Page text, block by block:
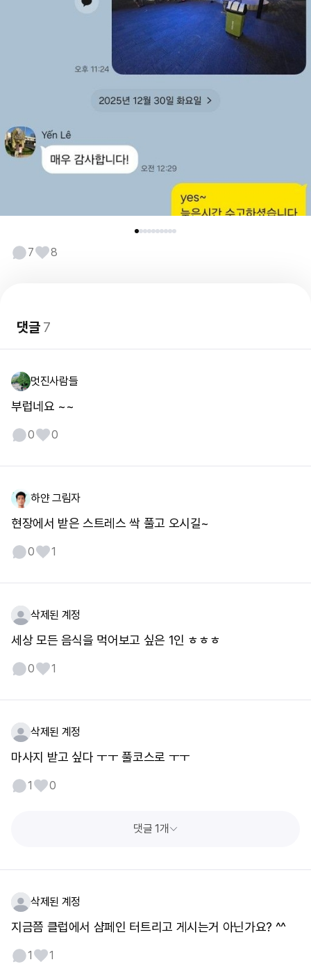
7 8
댓글7
멋진사람들
부럽네요 ~~
0 0
하얀 그림자
현장에서 받은 스트레스 싹 풀고 오시길~
0 1
삭제된 계정
세상 모든 음식을 먹어보고 싶은 1인 ㅎㅎㅎ
0 1
삭제된 계정
마사지 받고 싶다 ㅜㅜ 풀코스로 ㅜㅜ
1 0
댓글 1개
삭제된 계정
지금쯤 클럽에서 샴페인 터트리고 게시는거 아닌가요? ^^
1 1